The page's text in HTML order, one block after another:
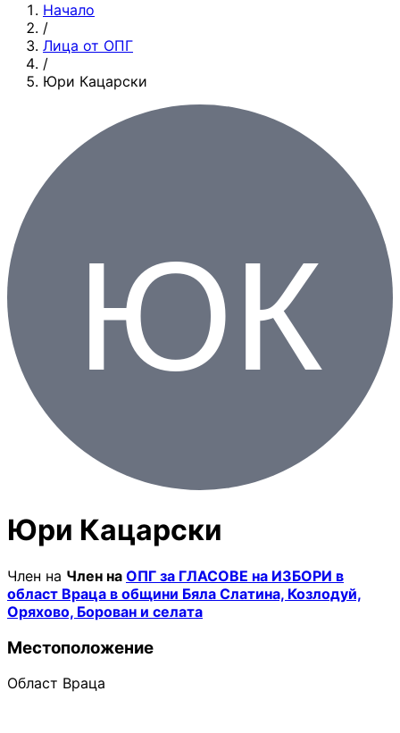
Начало
/
Лица от ОПГ
/
Юри Кацарски
Юри Кацарски
Член на Член на ОПГ за ГЛАСОВЕ на ИЗБОРИ в
област Враца в общини Бяла Слатина, Козлодуй,
Оряхово, Борован и селата
Местоположение
Област Враца